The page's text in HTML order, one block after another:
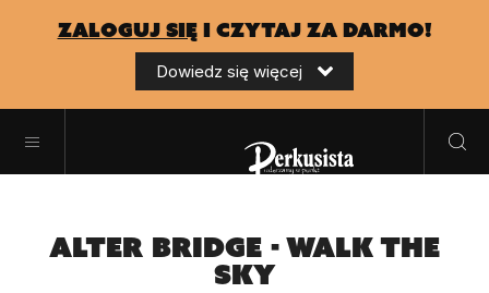
zaloguj sięi czytaj za darmo!
Dowiedz się więcej
Alter Bridge - Walk The
Sky